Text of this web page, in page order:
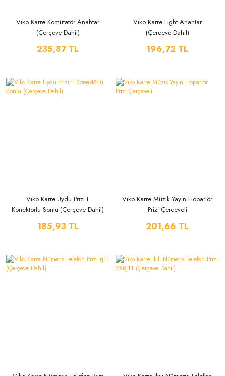
Viko Karre Komütatör Anahtar
(Çerçeve Dahil)
235,87 TL
Viko Karre Light Anahtar
(Çerçeve Dahil)
196,72 TL
Viko Karre Uydu Prizi F
Konektörlü Sonlu (Çerçeve Dahil)
185,93 TL
Viko Karre Müzik Yayın Hoparlör
Prizi Çerçeveli
201,66 TL